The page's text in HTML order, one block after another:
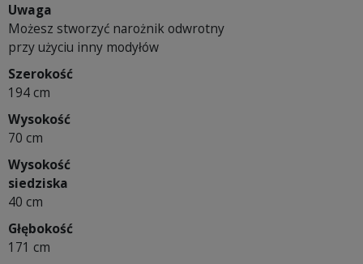
Uwaga
Możesz stworzyć narożnik odwrotny
przy użyciu inny modyłów
Szerokość
194 cm
Wysokość
70 cm
Wysokość
siedziska
40 cm
Głębokość
171 cm